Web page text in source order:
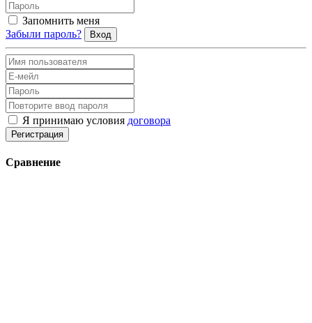
Запомнить меня
Забыли пароль?
Вход
Я принимаю условия договора
Регистрация
Сравнение